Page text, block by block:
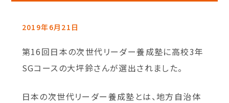
2019年6月21日
第16回日本の次世代リーダー養成塾に高校3年
SGコースの大坪鈴さんが選出されました。
日本の次世代リーダー養成塾とは、地方自治体